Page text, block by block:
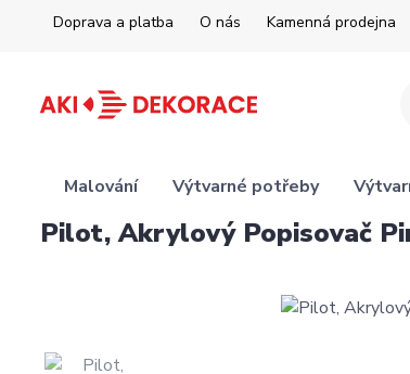
Doprava a platba O nás Kamenná prodejna
Malování Výtvarné potřeby
Pilot, Akrylový Popisovač